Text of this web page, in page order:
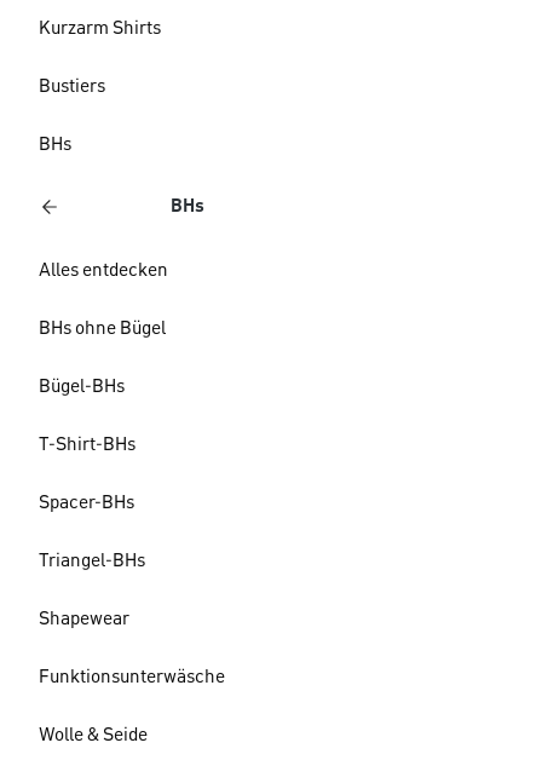
Kurzarm Shirts
Bustiers
BHs
BHs
Alles entdecken
BHs ohne Bügel
Bügel-BHs
T-Shirt-BHs
Spacer-BHs
Triangel-BHs
Shapewear
Funktionsunterwäsche
Wolle & Seide